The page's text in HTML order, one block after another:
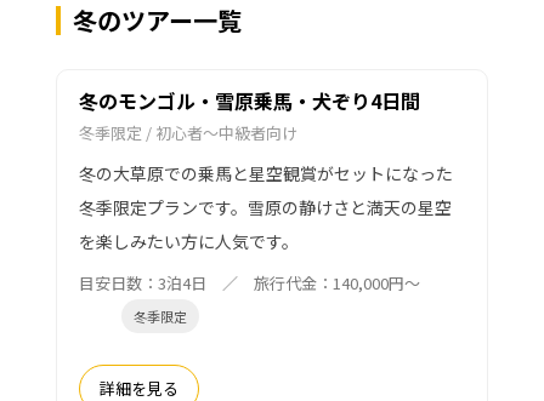
冬のツアー一覧
冬のモンゴル・雪原乗馬・犬ぞり4日間
冬季限定 / 初心者〜中級者向け
冬の大草原での乗馬と星空観賞がセットになった
冬季限定プランです。雪原の静けさと満天の星空
を楽しみたい方に人気です。
目安日数：3泊4日 ／ 旅行代金：140,000円〜
冬季限定
詳細を見る